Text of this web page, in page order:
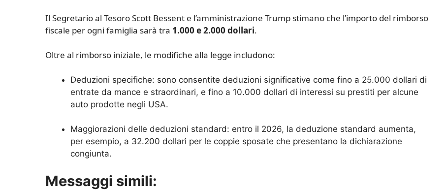
Il Segretario al Tesoro Scott Bessent e l’amministrazione Trump stimano che l’importo del rimborso
fiscale per ogni famiglia sarà tra 1.000 e 2.000 dollari.
Oltre al rimborso iniziale, le modifiche alla legge includono:
Deduzioni specifiche: sono consentite deduzioni significative come fino a 25.000 dollari di
entrate da mance e straordinari, e fino a 10.000 dollari di interessi su prestiti per alcune
auto prodotte negli USA.
Maggiorazioni delle deduzioni standard: entro il 2026, la deduzione standard aumenta,
per esempio, a 32.200 dollari per le coppie sposate che presentano la dichiarazione
congiunta.
Messaggi simili: